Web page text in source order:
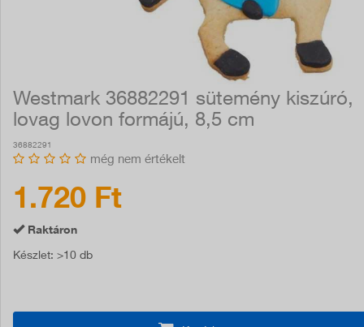
Westmark 36882291 sütemény kiszúró,
lovag lovon formájú, 8,5 cm
36882291
még nem értékelt
1.720 Ft
Raktáron
Készlet: >10 db